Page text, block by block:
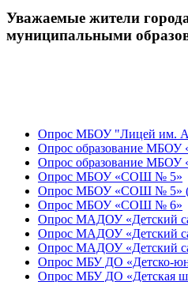
Уважаемые жители
муниципальными
Опрос МБОУ "Лицей им.
Опрос образование
Опрос образование МБОУ
Опрос МБОУ «СОШ № 5»
Опрос МБОУ «СОШ № 5»
Опрос МБОУ «СОШ № 6»
Опрос МАДОУ «Детский
Опрос МАДОУ «Детский
Опрос МАДОУ «Детский
Опрос МБУ ДО «Детско-
Опрос МБУ ДО «Детская